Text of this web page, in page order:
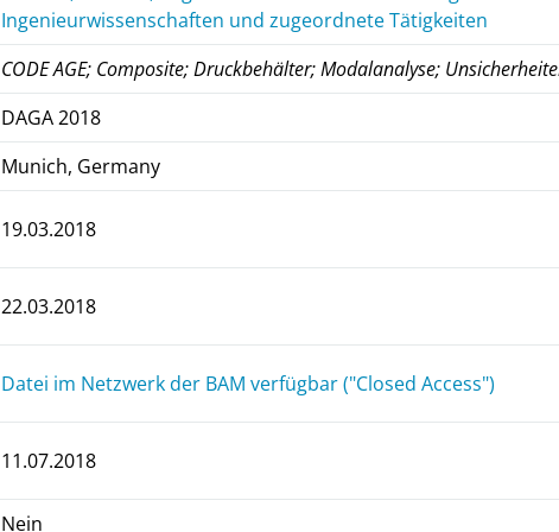
Ingenieurwissenschaften und zugeordnete Tätigkeiten
CODE AGE; Composite; Druckbehälter; Modalanalyse;
DAGA 2018
Munich, Germany
19.03.2018
22.03.2018
Datei im Netzwerk der BAM verfügbar ("Closed Access")
11.07.2018
Nein